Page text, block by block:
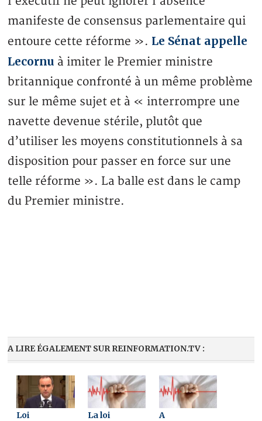
manifeste de consensus parlementaire qui
entoure cette réforme ». Le Sénat appelle
Lecornu à imiter le Premier ministre
britannique confronté à un même problème
sur le même sujet et à « interrompre une
navette devenue stérile, plutôt que
d’utiliser les moyens constitutionnels à sa
disposition pour passer en force sur une
telle réforme ». La balle est dans le camp
du Premier ministre.
A LIRE ÉGALEMENT SUR REINFORMATION.TV :
Loi
La loi
A